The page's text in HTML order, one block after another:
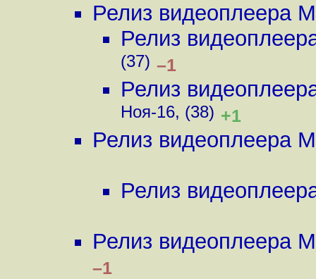
Релиз видеоплеера
Релиз
(37) –1
Релиз
Ноя-16, (38) +1
Релиз видеоплеера
Релиз
Релиз видеоплеера
–1